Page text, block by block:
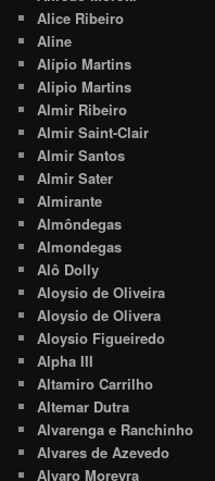
Alice Ribeiro
Aline
Alípio Martins
Alipio Martins
Almir Ribeiro
Almir Saint-Clair
Almir Santos
Almir Sater
Almirante
Almôndegas
Almondegas
Alô Dolly
Aloysio de Oliveira
Aloysio de Olivera
Aloysio Figueiredo
Alpha III
Altamiro Carrilho
Altemar Dutra
Alvarenga e Ranchinho
Alvares de Azevedo
Alvaro Moreyra